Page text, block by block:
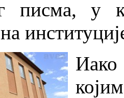
писма, у
Иако